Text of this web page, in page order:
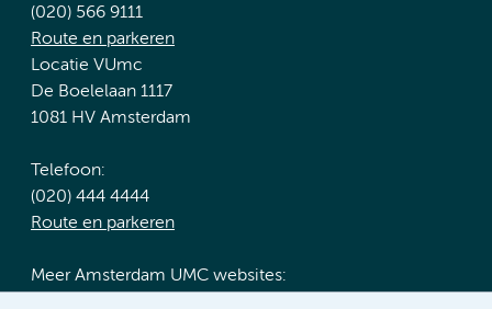
(020) 566 9111
Route en parkeren
Locatie VUmc
De Boelelaan 1117
1081 HV Amsterdam
Telefoon:
(020) 444 4444
Route en parkeren
Meer Amsterdam UMC websites: